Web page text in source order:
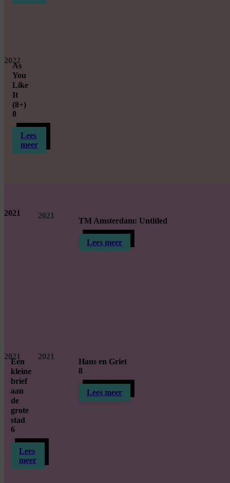
2022
As
You
Like
It
(8+)
8
Lees
meer
2021 2021
TM Amsterdam: Untitled
Lees meer
2021
Een
kleine
brief
aan
de
grote
stad
6
Lees
meer
2021
Hans en Griet
8
Lees meer